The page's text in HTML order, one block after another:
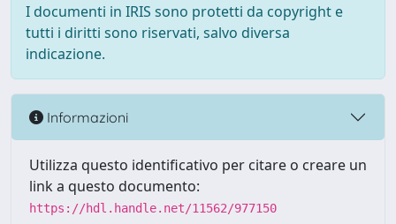
I documenti in IRIS sono protetti da copyright e
tutti i diritti sono riservati, salvo diversa
indicazione.
Informazioni
Utilizza questo identificativo per citare o creare un
link a questo documento:
https://hdl.handle.net/11562/977150